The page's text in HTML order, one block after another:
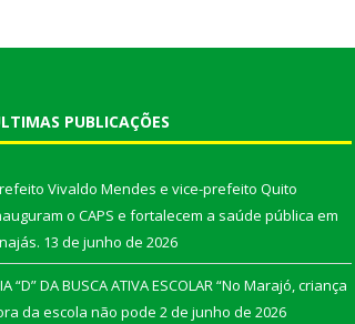
PUBLICAÇÕES
Vivaldo Mendes e vice-prefeito Quito
o CAPS e fortalecem a saúde pública em
13 de junho de 2026
“D” DA BUSCA ATIVA ESCOLAR “No Marajó, criança
da escola não pode 2 de junho de 2026